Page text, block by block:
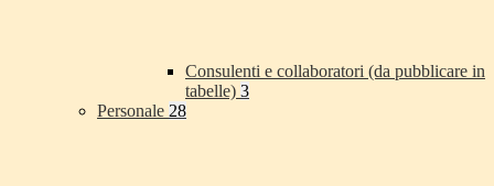
Consulenti e collaboratori (da pubblicare in
tabelle) 3
Personale 28